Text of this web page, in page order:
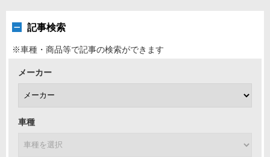
記事検索
※車種・商品等で記事の検索ができます
メーカー
車種